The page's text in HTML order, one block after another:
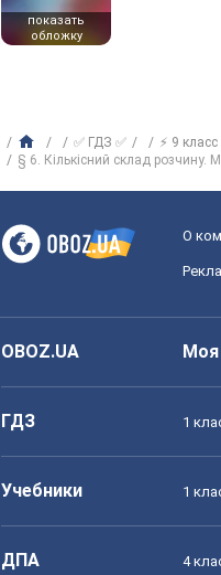
показать
обложку
✅ ГДЗ ✅ ⚡ 9 класс
§ 6. Кількісний склад розчину.
О
OBOZ.UA
ГДЗ 1
Учебники 1
ДПА 4